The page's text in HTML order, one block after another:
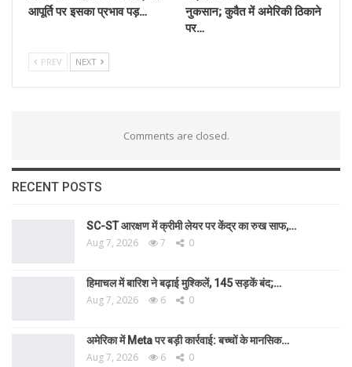
आपूर्ति पर इसका प्रभाव पड़…
नुकसान; कुवैत में अमेरिकी ठिकाने
पर…
PREV NEXT
Comments are closed.
RECENT POSTS
SC-ST आरक्षण में क्रीमी लेयर पर केंद्र का रुख साफ,…
Aug 7, 2026 7 0
हिमाचल में बारिश ने बढ़ाई मुश्किलें, 145 सड़कें बंद;…
Aug 7, 2026 6 0
अमेरिका में Meta पर बड़ी कार्रवाई: बच्चों के मानसिक…
Aug 7, 2026 6 0